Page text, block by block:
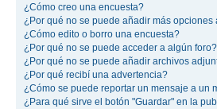
¿Cómo creo una encuesta?
¿Por qué no se puede añadir más opciones
¿Cómo edito o borro una encuesta?
¿Por qué no se puede acceder a algún foro?
¿Por qué no se puede añadir archivos
¿Por qué recibí una advertencia?
¿Cómo se puede reportar un mensaje a un
¿Para qué sirve el botón "Guardar" en la